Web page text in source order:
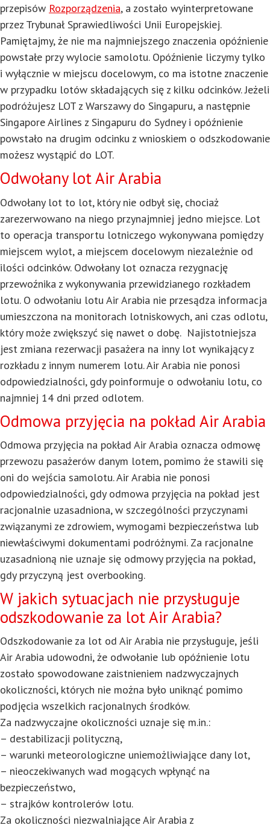
przepisów Rozporządzenia, a zostało wyinterpretowane
przez Trybunał Sprawiedliwości Unii Europejskiej.
Pamiętajmy, że nie ma najmniejszego znaczenia opóźnienie
powstałe przy wylocie samolotu. Opóźnienie liczymy tylko
i wyłącznie w miejscu docelowym, co ma istotne znaczenie
w przypadku lotów składających się z kilku odcinków. Jeżeli
podróżujesz LOT z Warszawy do Singapuru, a następnie
Singapore Airlines z Singapuru do Sydney i opóźnienie
powstało na drugim odcinku z wnioskiem o odszkodowanie
możesz wystąpić do LOT.
Odwołany lot Air Arabia
Odwołany lot to lot, który nie odbył się, chociaż
zarezerwowano na niego przynajmniej jedno miejsce. Lot
to operacja transportu lotniczego wykonywana pomiędzy
miejscem wylot, a miejscem docelowym niezależnie od
ilości odcinków. Odwołany lot oznacza rezygnację
przewoźnika z wykonywania przewidzianego rozkładem
lotu. O odwołaniu lotu Air Arabia nie przesądza informacja
umieszczona na monitorach lotniskowych, ani czas odlotu,
który może zwiększyć się nawet o dobę. Najistotniejsza
jest zmiana rezerwacji pasażera na inny lot wynikający z
rozkładu z innym numerem lotu. Air Arabia nie ponosi
odpowiedzialności, gdy poinformuje o odwołaniu lotu, co
najmniej 14 dni przed odlotem.
Odmowa przyjęcia na pokład Air Arabia
Odmowa przyjęcia na pokład Air Arabia oznacza odmowę
przewozu pasażerów danym lotem, pomimo że stawili się
oni do wejścia samolotu. Air Arabia nie ponosi
odpowiedzialności, gdy odmowa przyjęcia na pokład jest
racjonalnie uzasadniona, w szczególności przyczynami
związanymi ze zdrowiem, wymogami bezpieczeństwa lub
niewłaściwymi dokumentami podróżnymi. Za racjonalne
uzasadnioną nie uznaje się odmowy przyjęcia na pokład,
gdy przyczyną jest overbooking.
W jakich sytuacjach nie przysługuje
odszkodowanie za lot Air Arabia?
Odszkodowanie za lot od Air Arabia nie przysługuje, jeśli
Air Arabia udowodni, że odwołanie lub opóźnienie lotu
zostało spowodowane zaistnieniem nadzwyczajnych
okoliczności, których nie można było uniknąć pomimo
podjęcia wszelkich racjonalnych środków.
Za nadzwyczajne okoliczności uznaje się m.in.:
– destabilizacji polityczną,
– warunki meteorologiczne uniemożliwiające dany lot,
– nieoczekiwanych wad mogących wpłynąć na
bezpieczeństwo,
– strajków kontrolerów lotu.
Za okoliczności niezwalniające Air Arabia z